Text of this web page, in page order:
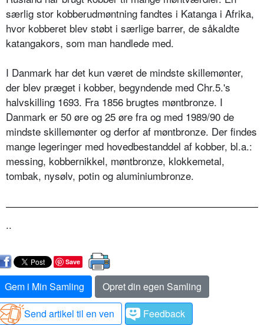
særlig stor kobberudmøntning fandtes i Katanga i Afrika,
hvor kobberet blev støbt i særlige barrer, de såkaldte
katangakors, som man handlede med.
I Danmark har det kun været de mindste skillemønter,
der blev præget i kobber, begyndende med Chr.5.'s
halvskilling 1693. Fra 1856 brugtes møntbronze. I
Danmark er 50 øre og 25 øre fra og med 1989/90 de
mindste skillemønter og derfor af møntbronze. Der findes
mange legeringer med hovedbestanddel af kobber, bl.a.:
messing, kobbernikkel, møntbronze, klokkemetal,
tombak, nysølv, potin og aluminiumbronze.
..
Save
Gem i Min Samling
Opret din egen Samling
Send artikel til en ven
Feedback